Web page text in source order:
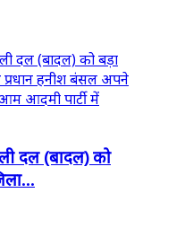
दल (बादल) को